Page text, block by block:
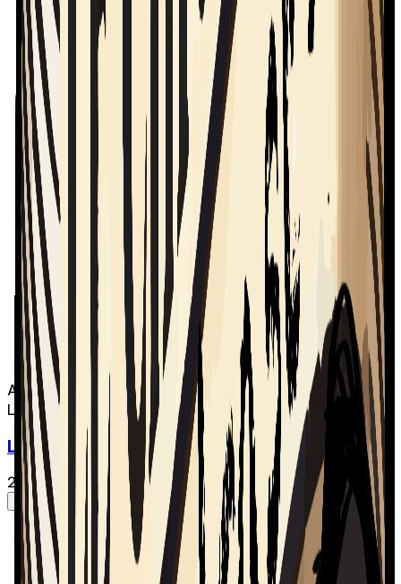
Audio
Le Chic-Zénob
Le Chic-Zénob - Épisode 06 | Jetsam
21 févr. 2025 1:01:39